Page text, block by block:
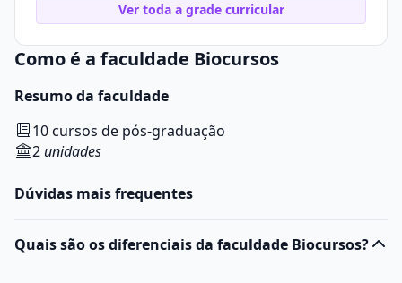
Ver toda a grade curricular
Como é a faculdade Biocursos
Resumo da faculdade
10 cursos de pós-graduação
2unidades
Dúvidas mais frequentes
Quais são os diferenciais da faculdade Biocursos?